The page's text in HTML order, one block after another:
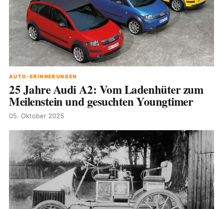
AUTO-ERINNERUNGEN
25 Jahre Audi A2: Vom Ladenhüter zum
Meilenstein und gesuchten Youngtimer
05. Oktober 2025